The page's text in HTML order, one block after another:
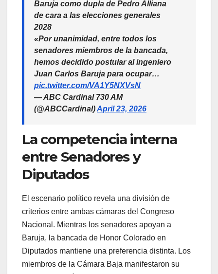
Baruja como dupla de Pedro Alliana
de cara a las elecciones generales
2028
«Por unanimidad, entre todos los
senadores miembros de la bancada,
hemos decidido postular al ingeniero
Juan Carlos Baruja para ocupar…
pic.twitter.com/VA1Y5NXVsN
— ABC Cardinal 730 AM
(@ABCCardinal)April 23, 2026
La competencia interna
entre Senadores y
Diputados
El escenario político revela una división de
criterios entre ambas cámaras del Congreso
Nacional. Mientras los senadores apoyan a
Baruja, la bancada de Honor Colorado en
Diputados mantiene una preferencia distinta. Los
miembros de la Cámara Baja manifestaron su